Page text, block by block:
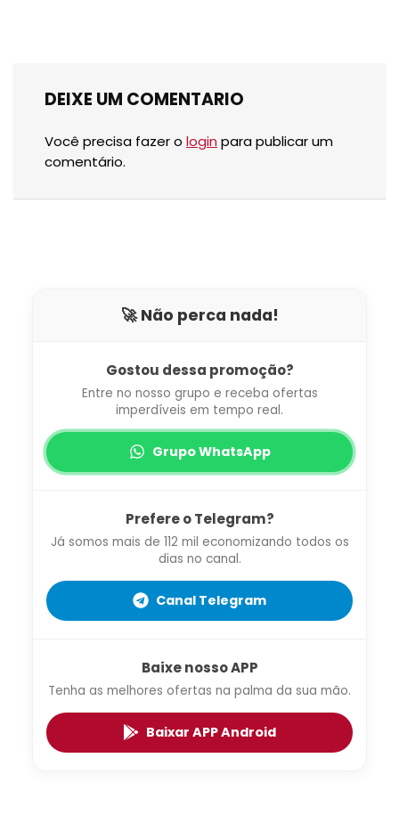
DEIXE UM COMENTARIO
Você precisa fazer o login para publicar um
comentário.
🚀 Não perca nada!
Gostou dessa promoção?
Entre no nosso grupo e receba ofertas
imperdíveis em tempo real.
Grupo WhatsApp
Prefere o Telegram?
Já somos mais de 112 mil economizando todos os
dias no canal.
Canal Telegram
Baixe nosso APP
Tenha as melhores ofertas na palma da sua mão.
Baixar APP Android